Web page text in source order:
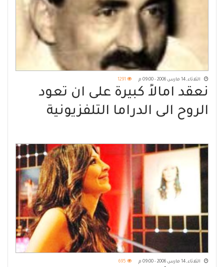
الثلاثاء, 14 مارس 2006 - 09:00 م 1291
نعقد امالاً كبيرة على ان تعود
الروح الى الدراما التلفزيونية
اللوزي
الثلاثاء, 14 مارس 2006 - 09:00 م 695